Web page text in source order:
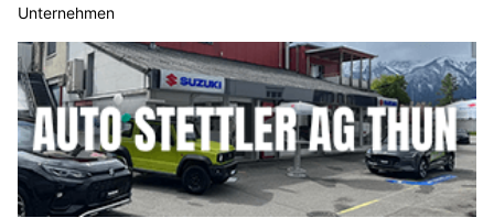
Unternehmen